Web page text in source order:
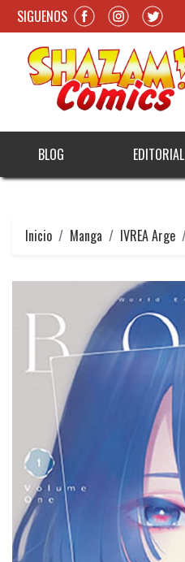
SIGUENOS
BLOG EDITORIAL
Inicio Manga IVREA Arge